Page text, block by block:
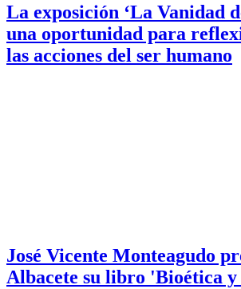
La exposición ‘La Vanidad
una oportunidad para
las acciones del ser humano
José Vicente Monteagudo
Albacete su libro 'Bioética y